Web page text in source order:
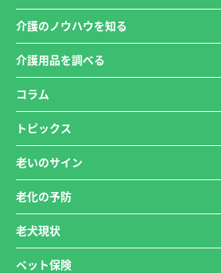
介護のノウハウを知る
介護用品を調べる
コラム
トピックス
老いのサイン
老化の予防
老犬現状
ペット保険